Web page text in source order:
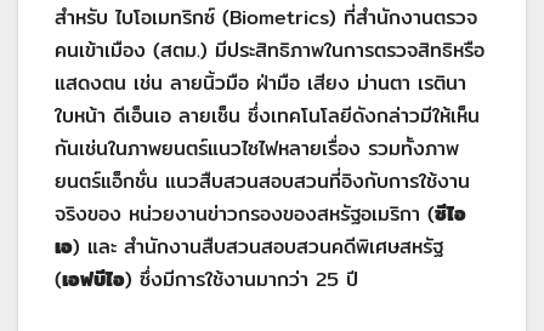
สำหรับ ไบโอเมทริกซ์ (Biometrics) ที่สำนักงานตรวจ
คนเข้าเมือง (สตม.) มีประสิทธิภาพในการตรวจสิทธิหรือ
แสดงตน เช่น ลายนิ้วมือ ฝ่ามือ เสียง ม่านตา เรตินา
ใบหน้า ดีเอ็นเอ ลายเซ็น ซึ่งเทคโนโลยีดังกล่าวมีให้เห็น
กันเช่นในภาพยนตร์แนวไซไฟหลายเรื่อง รวมทั้งภาพ
ยนตร์แอ็กชั่น แนวสืบสวนสอบสวนที่อิงกับการใช้งาน
จริงของ หน่วยงานข่าวกรองของสหรัฐอเมริกา (ซีไอ
เอ) และ สำนักงานสืบสวนสอบสวนคดีพิเศษสหรัฐ
(เอฟบีไอ) ซึ่งมีการใช้งานมากว่า 25 ปี